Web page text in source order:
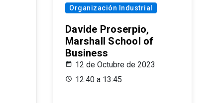
Organización Industrial
Davide Proserpio,
Marshall School of
Business
12 de Octubre de 2023
12:40 a 13:45